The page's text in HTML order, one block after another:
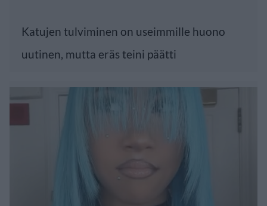
Katujen tulviminen on useimmille huono
uutinen, mutta eräs teini päätti